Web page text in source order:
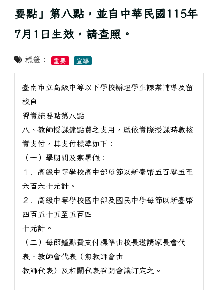
要點」第八點，並自中華民國115年
7月1日生效，請查照。
標籤： 重要 宣導
臺南市立高級中等以下學校辦理學生課業輔導及留
校自
習實施要點第八點
八、教師授課鐘點費之支用，應依實際授課時數核
實支付，其支付標準如下：
（一）學期間及寒暑假：
１．高級中等學校高中部每節以新臺幣五百零五至
六百六十元計。
２．高級中等學校國中部及國民中學每節以新臺幣
四百五十五至五百四
十元計。
（二）每節鐘點費支付標準由校長邀請家長會代
表、教師會代表（無教師會由
教師代表）及相關代表召開會議訂定之。